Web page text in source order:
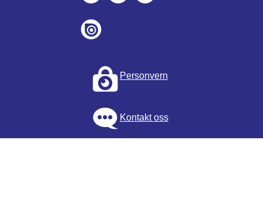
Personvern
Kontakt oss